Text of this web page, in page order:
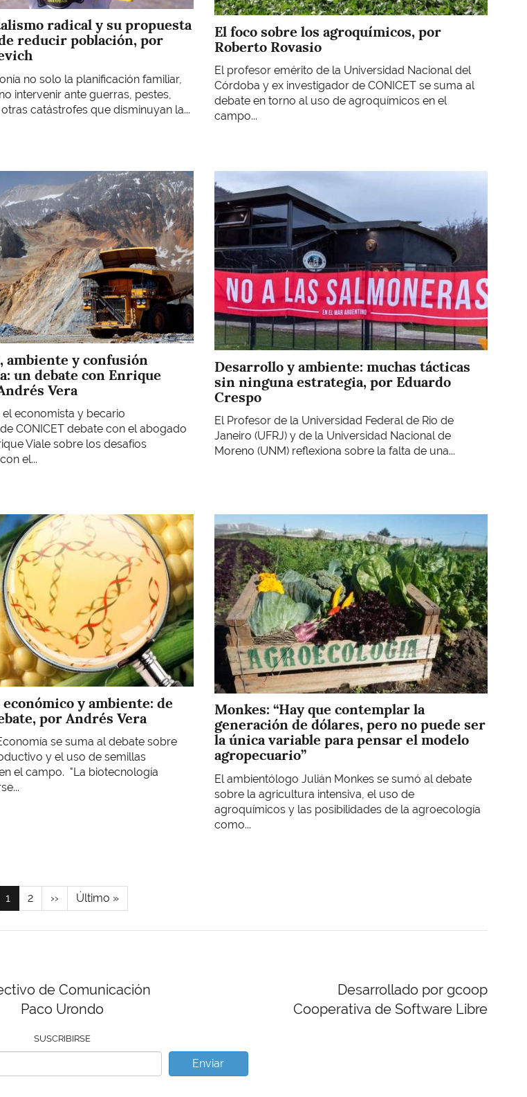
radical y su propuesta
reducir población, por
no solo la planificación familiar,
intervenir ante guerras, pestes,
catástrofes que disminuyan la...
El foco sobre los agroquímicos, por
Roberto Rovasio
El profesor emérito de la Universidad Nacional del
Córdoba y ex investigador de CONICET se suma al
debate en torno al uso de agroquímicos en el
campo...
ambiente y confusión
un debate con Enrique
Vera
el economista y becario
CONICET debate con el abogado
Viale sobre los desafíos
el...
Desarrollo y ambiente: muchas tácticas
sin ninguna estrategia, por Eduardo
Crespo
El Profesor de la Universidad Federal de Rio de
Janeiro (UFRJ) y de la Universidad Nacional de
Moreno (UNM) reflexiona sobre la falta de una...
y ambiente: de
por Andrés Vera
se suma al debate sobre
y el uso de semillas
el campo. "La biotecnología
Imagen
Monkes: “Hay que contemplar la
generación de dólares, pero no puede ser
la única variable para pensar el modelo
agropecuario”
El ambientólogo Julián Monkes se sumó al debate
sobre la agricultura intensiva, el uso de
agroquímicos y las posibilidades de la agroecología
como...
Página
actual
1 Page
2
Siguiente
página
››
Última
página
Último »
de Comunicación
Paco Urondo
Desarrollado por gcoop
Cooperativa de Software Libre
SUSCRIBIRSE
Enviar